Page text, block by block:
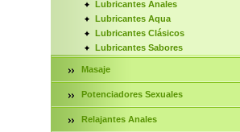
Lubricantes Anales
Lubricantes Aqua
Lubricantes Clásicos
Lubricantes Sabores
Masaje
Potenciadores Sexuales
Relajantes Anales